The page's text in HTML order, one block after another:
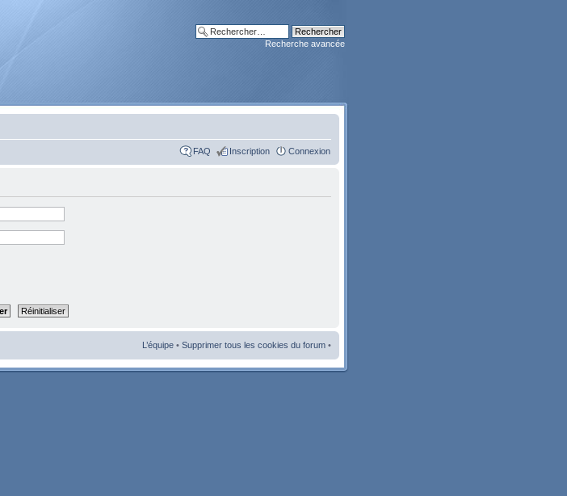
Recherche avancée
FAQ Inscription Connexion
L’équipe • Supprimer tous les cookies du forum •